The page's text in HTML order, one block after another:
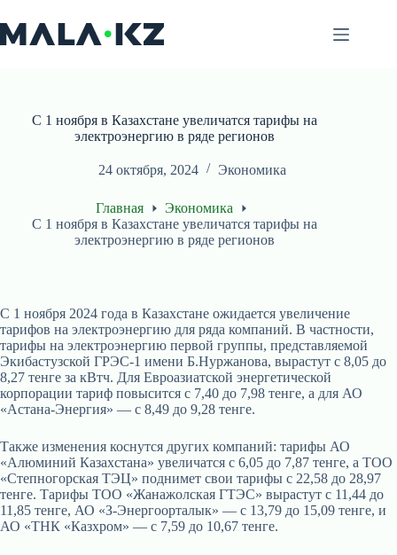
к
сути
С 1 ноября в Казахстане увеличатся тарифы на
электроэнергию в ряде регионов
24 октября, 2024 Экономика
Главная
Экономика
С 1 ноября в Казахстане увеличатся тарифы на
электроэнергию в ряде регионов
С 1 ноября 2024 года в Казахстане ожидается увеличение
тарифов на электроэнергию для ряда компаний. В частности,
тарифы на электроэнергию первой группы, представляемой
Экибастузской ГРЭС-1 имени Б.Нуржанова, вырастут с 8,05 до
8,27 тенге за кВтч. Для Евроазиатской энергетической
корпорации тариф повысится с 7,40 до 7,98 тенге, а для АО
«Астана-Энергия» — с 8,49 до 9,28 тенге.
Также изменения коснутся других компаний: тарифы АО
«Алюминий Казахстана» увеличатся с 6,05 до 7,87 тенге, а ТОО
«Степногорская ТЭЦ» поднимет свои тарифы с 22,58 до 28,97
тенге. Тарифы ТОО «Жанажолская ГТЭС» вырастут с 11,44 до
11,85 тенге, АО «З-Энергоорталык» — с 13,79 до 15,09 тенге, и
АО «ТНК «Казхром» — с 7,59 до 10,67 тенге.